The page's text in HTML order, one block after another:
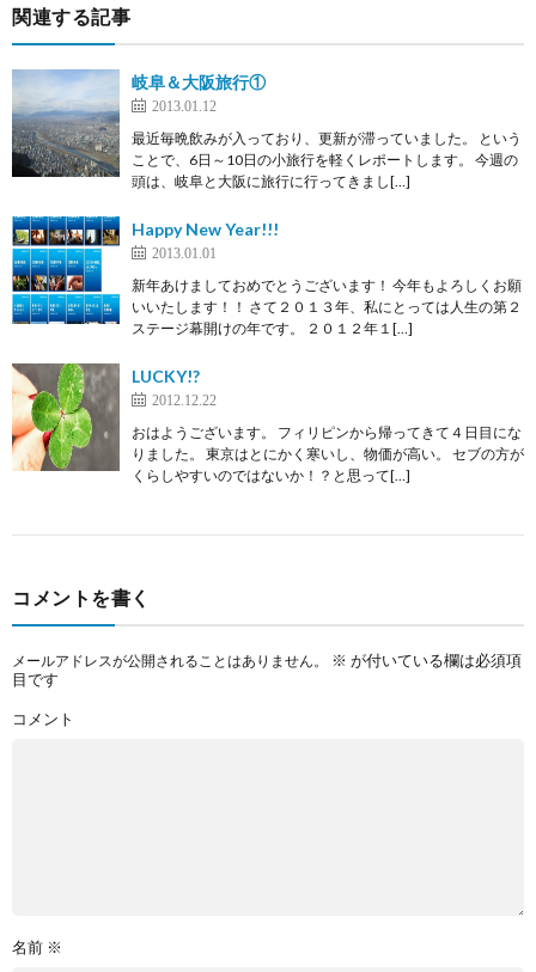
関連する記事
岐阜＆大阪旅行①
2013.01.12
最近毎晩飲みが入っており、更新が滞っていました。 という
ことで、6日～10日の小旅行を軽くレポートします。 今週の
頭は、岐阜と大阪に旅行に行ってきまし[…]
Happy New Year!!!
2013.01.01
新年あけましておめでとうございます！ 今年もよろしくお願
いいたします！！ さて２０１３年、私にとっては人生の第２
ステージ幕開けの年です。 ２０１２年１[…]
LUCKY!?
2012.12.22
おはようございます。 フィリピンから帰ってきて４日目にな
りました。 東京はとにかく寒いし、物価が高い。 セブの方が
くらしやすいのではないか！？と思って[…]
コメントを書く
メールアドレスが公開されることはありません。 ※ が付いている欄は必須項
目です
コメント
名前 ※